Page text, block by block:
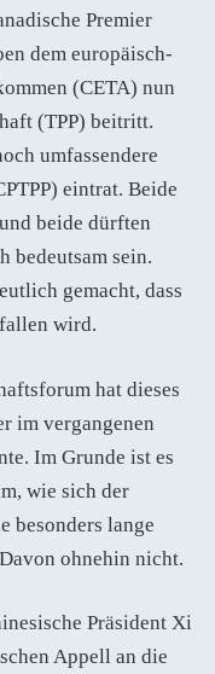
Premier
dem europäisch-
(CETA) nun
(TPP) beitritt.
umfassendere
eintrat. Beide
beide dürften
bedeutsam sein.
gemacht, dass
wird.
hat dieses
im vergangenen
Im Grunde ist es
wie sich der
besonders lange
ohnehin nicht.
Präsident Xi
Appell an die